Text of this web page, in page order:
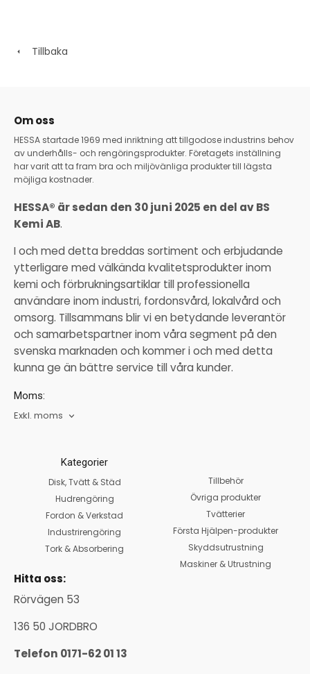
Tillbaka
Om oss
HESSA startade 1969 med inriktning att tillgodose industrins behov
av underhålls- och rengöringsprodukter. Företagets inställning
har varit att ta fram bra och miljövänliga produkter till lägsta
möjliga kostnader.
HESSA® är sedan den 30 juni 2025 en del av BS
Kemi AB.
I och med detta breddas sortiment och erbjudande
ytterligare med välkända kvalitetsprodukter inom
kemi och förbrukningsartiklar till professionella
användare inom industri, fordonsvård, lokalvård och
omsorg. Tillsammans blir vi en betydande leverantör
och samarbetspartner inom våra segment på den
svenska marknaden och kommer i och med detta
kunna ge än bättre service till våra kunder.
Moms:
Exkl. moms
Kategorier
Disk, Tvätt & Städ
Hudrengöring
Fordon & Verkstad
Industrirengöring
Tork & Absorbering
Hitta oss:
Rörvägen 53
136 50 JORDBRO
Telefon 0171-62 01 13
Tillbehör
Övriga produkter
Tvätterier
Första Hjälpen-produkter
Skyddsutrustning
Maskiner & Utrustning